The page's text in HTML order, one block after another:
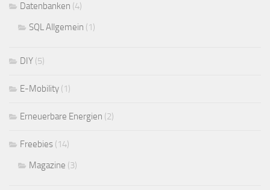
Datenbanken (4)
SQL Allgemein (1)
DIY (5)
E-Mobility (1)
Erneuerbare Energien (2)
Freebies (14)
Magazine (3)